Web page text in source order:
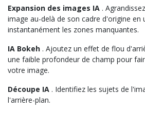
Expansion des images IA .
image au-delà de son cadre d'origine en
instantanément les zones manquantes.
IA Bokeh . Ajoutez un effet de flou
une faible profondeur de champ pour
votre image.
Découpe IA . Identifiez les sujets de
l'arrière-plan.